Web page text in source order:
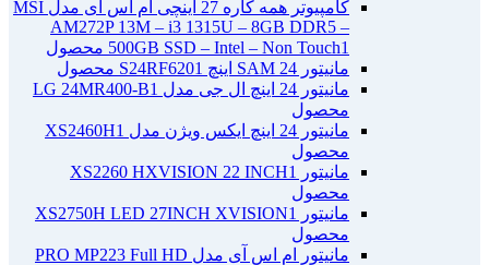
کامپیوتر همه کاره 27 اینچی ام اس آی مدل MSI
AM272P 13M – i3 1315U – 8GB DDR5 –
500GB SSD – Intel – Non Touch1 محصول
مانیتور 24 SAM اینچ S24RF620
1 محصول
مانیتور 24 اینچ ال جی مدل LG 24MR400-B
1
محصول
مانیتور 24 اینچ ایکس ویژن مدل XS2460H
1
محصول
مانیتور XS2260 HXVISION 22 INCH
1
محصول
مانیتور XS2750H LED 27INCH XVISION
1
محصول
مانیتور ام اس آی مدل PRO MP223 Full HD